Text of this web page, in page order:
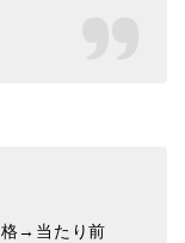
格→当たり前